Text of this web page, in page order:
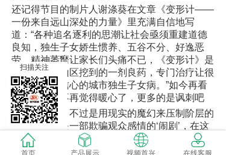
还记得节目的制片人谢涤葵在文章《变形计——
一份来自远山深处的力量》里充满自信地写
道：“各种追名逐利的思潮让社会亟须重建道德
良知，独生子女娇生惯养、五谷不分、好逸恶
劳、精神萎靡让家长们头痛不已，《变形计》是
我们在偏远山区挖到的一剂良药，专门治疗让很
多家长失去信心的城市独生子女病。”如今再看
这段话已经不再觉得暖心了，更多的是讽刺吧
所谓的变形，不过是用现实的魔幻来压制阶层的
残酷，不过是一部欺骗观众感情的‘闹剧’，在这
里，只想说，节目组走走心吧，大家想看到的
是“真实存在的温暖”别再让观众心寒！
×
扫描关注